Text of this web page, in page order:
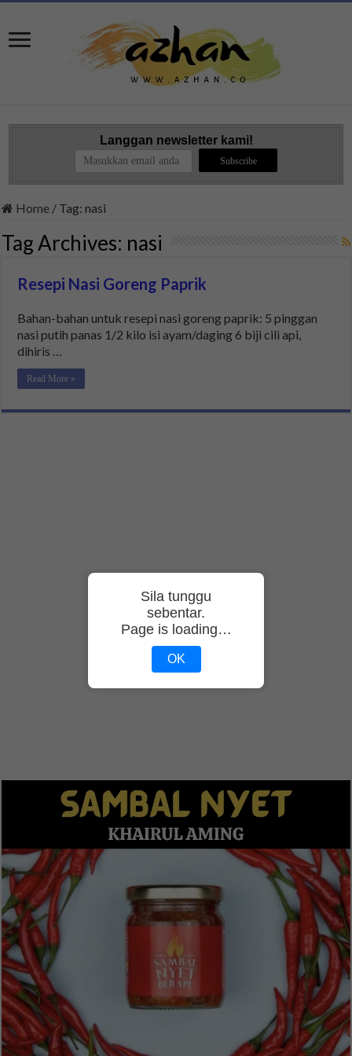
Langgan newsletter kami!
Home / Tag:nasi
Tag Archives: nasi
Resepi Nasi Goreng Paprik
Bahan-bahan untuk resepi nasi goreng paprik: 5 pinggan
nasi putih panas 1/2 kilo isi ayam/daging 6 biji cili api,
dihiris …
Read More »
Sila tunggu
sebentar.
Page is loading…
OK